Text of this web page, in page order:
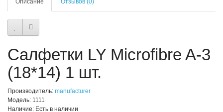
Описание Отзывов (0)
Салфетки LY Microfibre A-3
(18*14) 1 шт.
Производитель: manufacturer
Модель: 1111
Наличие: Есть в наличии